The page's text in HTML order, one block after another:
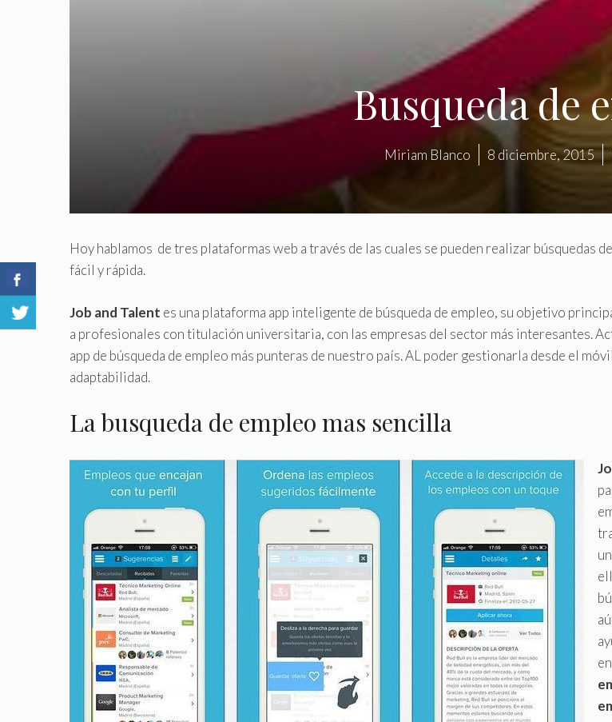
Busqueda de
Miriam Blanco 8 diciembre, 2015
Hoy hablamos de tres plataformas web a través de las cuales se pueden realizar búsquedas
fácil y rápida.
Job and Talent es una plataforma app inteligente de búsqueda de empleo, su objetivo
a profesionales con titulación universitaria, con las empresas del sector más interesantes.
app de búsqueda de empleo más punteras de nuestro país. AL poder gestionarla desde el
adaptabilidad.
La busqueda de empleo mas sencilla
en